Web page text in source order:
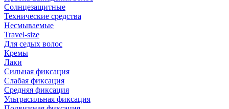
Солнцезащитные
Технические средства
Несмываемые
Travel-size
Для седых волос
Кремы
Лаки
Сильная фиксация
Слабая фиксация
Средняя фиксация
Ультрасильная фиксация